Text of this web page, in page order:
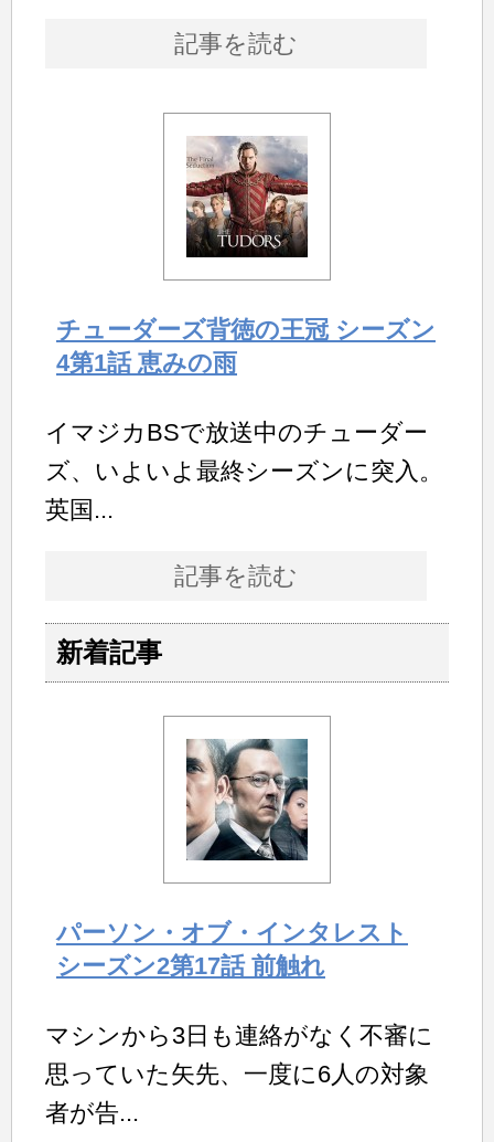
記事を読む
チューダーズ背徳の王冠 シーズン
4第1話 恵みの雨
イマジカBSで放送中のチューダー
ズ、いよいよ最終シーズンに突入。
英国...
記事を読む
新着記事
パーソン・オブ・インタレスト
シーズン2第17話 前触れ
マシンから3日も連絡がなく不審に
思っていた矢先、一度に6人の対象
者が告...